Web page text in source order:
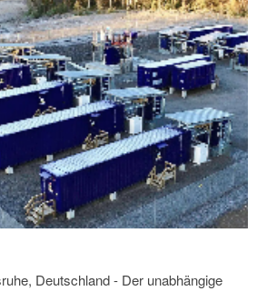
Deutschland - Der unabhängige